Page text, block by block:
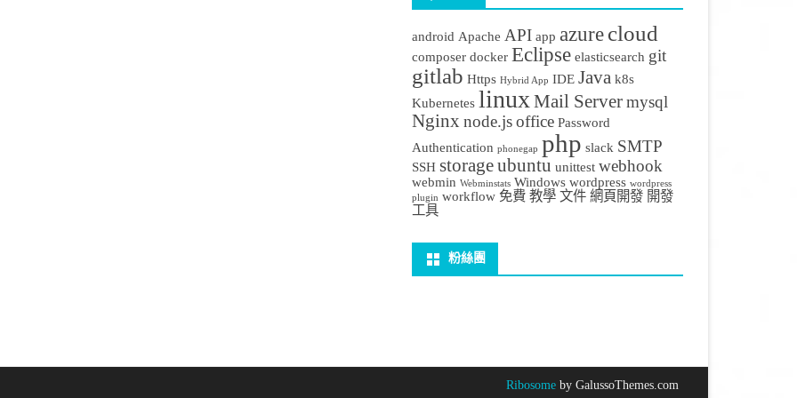
android Apache API app azurecloud
composer docker Eclipse elasticsearch git
gitlab Https Hybrid App IDE Java k8s
Kubernetes linuxMail Server mysql
Nginx node.js office Password
Authentication phonegap php slack SMTP
SSH storageubuntu unittest webhook
webmin Webminstats Windows wordpress wordpress
plugin workflow 免費 教學 文件 網頁開發 開發
工具
粉絲團
Ribosome by GalussoThemes.com